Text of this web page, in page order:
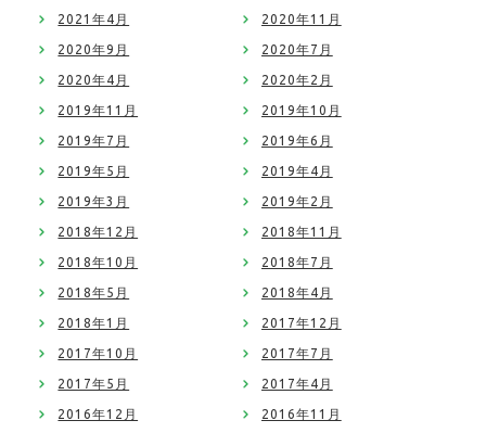
2021年4月 2020年11月
2020年9月 2020年7月
2020年4月 2020年2月
2019年11月 2019年10月
2019年7月 2019年6月
2019年5月 2019年4月
2019年3月 2019年2月
2018年12月 2018年11月
2018年10月 2018年7月
2018年5月 2018年4月
2018年1月 2017年12月
2017年10月 2017年7月
2017年5月 2017年4月
2016年12月 2016年11月